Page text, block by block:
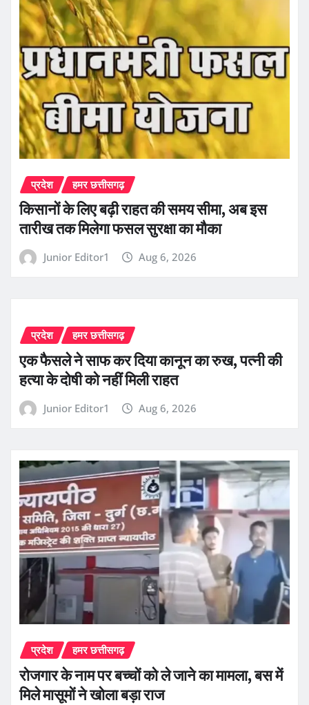
प्रदेश हमर छत्तीसगढ़
किसानों के लिए बढ़ी राहत की समय सीमा, अब इस
तारीख तक मिलेगा फसल सुरक्षा का मौका
Junior Editor1 Aug 6, 2026
प्रदेश हमर छत्तीसगढ़
एक फैसले ने साफ कर दिया कानून का रुख, पत्नी की
हत्या के दोषी को नहीं मिली राहत
Junior Editor1 Aug 6, 2026
प्रदेश हमर छत्तीसगढ़
रोजगार के नाम पर बच्चों को ले जाने का मामला, बस में
मिले मासूमों ने खोला बड़ा राज